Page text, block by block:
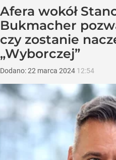
Afera wokół
Bukmacher
czy zostanie
„Wyborczej”
Dodano:22 marca 2024 12:54